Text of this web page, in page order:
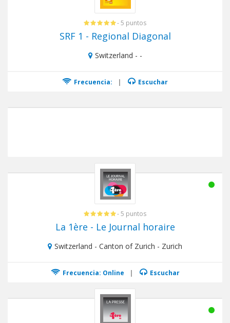
- 5 puntos
SRF 1 - Regional Diagonal
Switzerland - -
Frecuencia: | Escuchar
- 5 puntos
La 1ère - Le Journal horaire
Switzerland - Canton of Zurich - Zurich
Frecuencia: Online | Escuchar